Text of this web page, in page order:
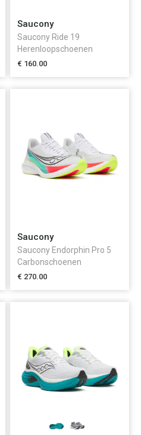
Saucony
Saucony Ride 19
Herenloopschoenen
€ 160.00
Saucony
Saucony Endorphin Pro 5
Carbonschoenen
€ 270.00